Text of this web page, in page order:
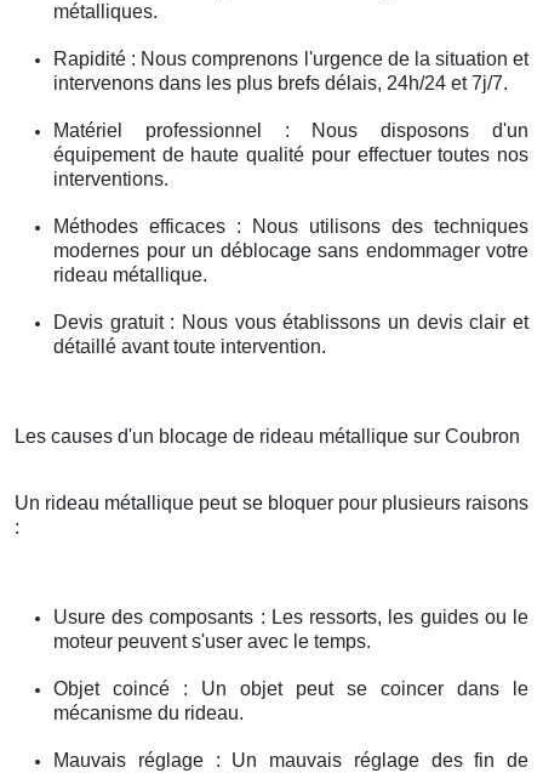
métalliques.
Rapidité : Nous comprenons l'urgence de la situation et
intervenons dans les plus brefs délais, 24h/24 et 7j/7.
Matériel professionnel : Nous disposons d'un
équipement de haute qualité pour effectuer toutes nos
interventions.
Méthodes efficaces : Nous utilisons des techniques
modernes pour un déblocage sans endommager votre
rideau métallique.
Devis gratuit : Nous vous établissons un devis clair et
détaillé avant toute intervention.
Les causes d'un blocage de rideau métallique sur Coubron
Un rideau métallique peut se bloquer pour plusieurs raisons
:
Usure des composants : Les ressorts, les guides ou le
moteur peuvent s'user avec le temps.
Objet coincé : Un objet peut se coincer dans le
mécanisme du rideau.
Mauvais réglage : Un mauvais réglage des fin de